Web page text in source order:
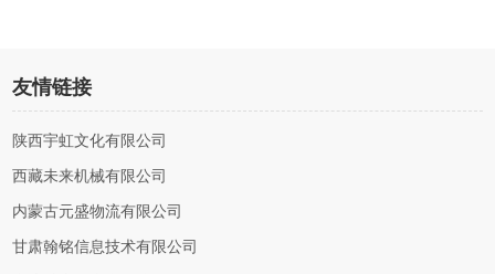
友情链接
陕西宇虹文化有限公司
西藏未来机械有限公司
内蒙古元盛物流有限公司
甘肃翰铭信息技术有限公司